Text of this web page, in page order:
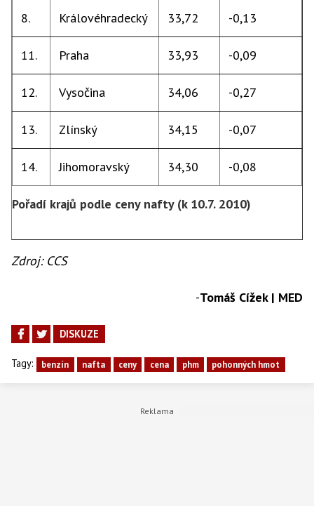
Pořadí krajů podle ceny nafty (k 10.7. 2010)
8. Královéhradecký 33,72 -0,13
11. Praha 33,93 -0,09
12. Vysočina 34,06 -0,27
13. Zlínský 34,15 -0,07
14. Jihomoravský 34,30 -0,08
Zdroj: CCS
-Tomáš Cížek | MED
DISKUZE
Tagy: benzín nafta ceny cena phm pohonných hmot